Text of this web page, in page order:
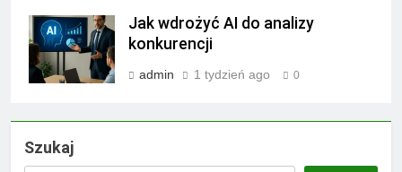
Jak wdrożyć AI do analizy
konkurencji
admin 1 tydzień ago 0
Szukaj